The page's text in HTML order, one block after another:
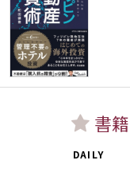
書籍
DAILY